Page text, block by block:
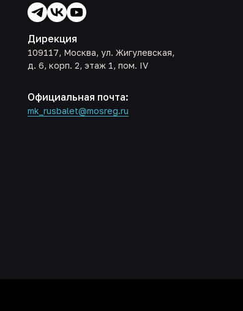
Дирекция
109117, Москва, ул. Жигулевская,
д. 6, корп. 2, этаж 1, пом. IV
Официальная почта:
mk_rusbalet@mosreg.ru